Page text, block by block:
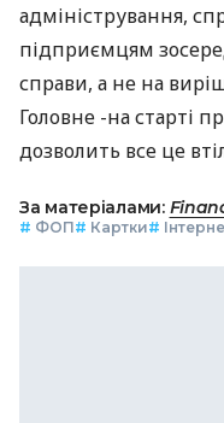
адміністрування,
підприємцям
справи, а не на
Головне -на старті
дозволить все це
За матеріалами:
# ФОП# Картки#